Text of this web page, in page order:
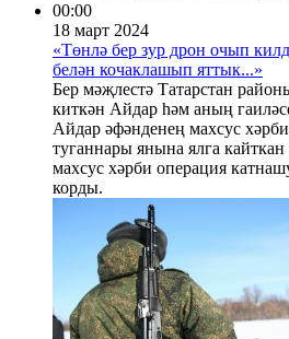
00:00
18 март 2024
«Төнлә бер зур дрон очып
белән кочаклашып яттык...»
Бер мәҗлестә Татарстан
киткән Айдар һәм аның
Айдар әфәнденең махсус
туганнары янына ялга
махсус хәрби операция
корды.